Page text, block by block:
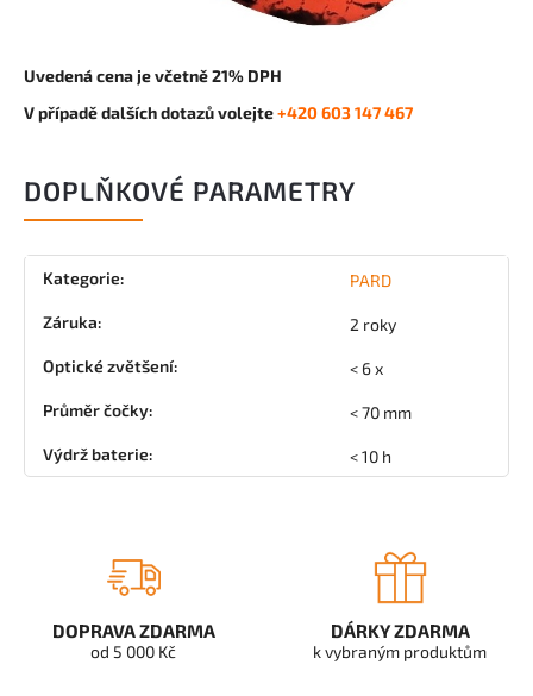
Uvedená cena je včetně 21% DPH
V případě dalších dotazů volejte+420 603 147 467
DOPLŇKOVÉ PARAMETRY
Kategorie: PARD
Záruka: 2 roky
Optické zvětšení: < 6 x
Průměr čočky: < 70 mm
Výdrž baterie: < 10 h
DOPRAVA ZDARMA
od 5 000 Kč
DÁRKY ZDARMA
k vybraným produktům